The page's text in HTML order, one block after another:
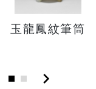
玉龍鳳紋筆筒
chevron_right